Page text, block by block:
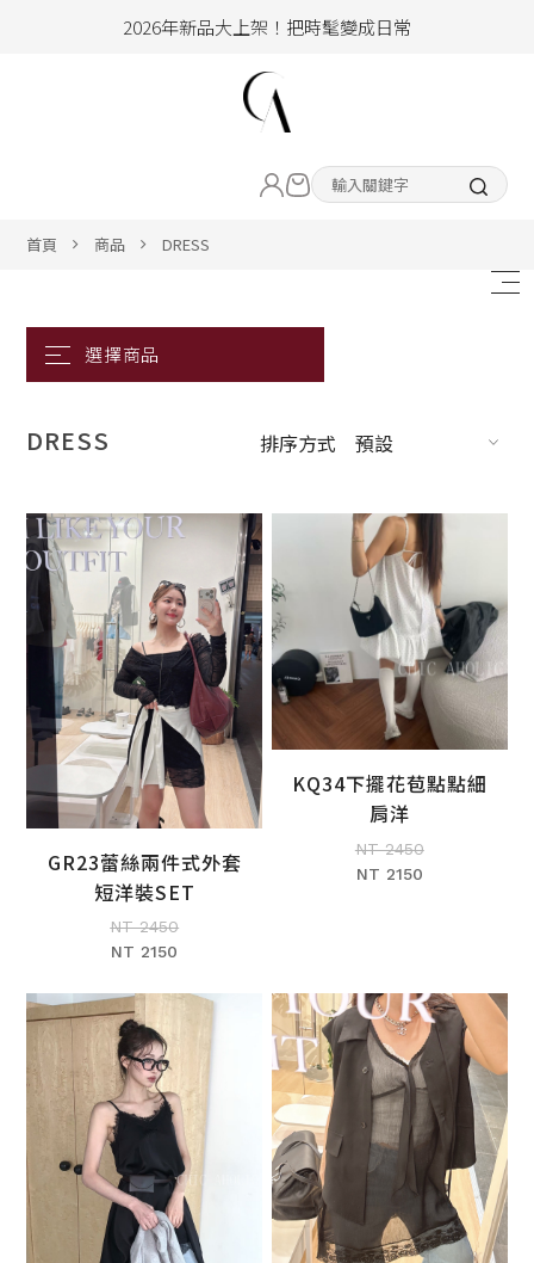
2026年新品大上架！把時髦變成日常
hello !! Happy to 2026
2026年新品大上架！把時髦變成日常
CLOTHING
BOTTOM
ACC&SHOE
BIG SALE
CA made
首頁 商品 DRESS
DRESS 排序方式 預設
加入購物車
GR23蕾絲兩件式外套
短洋裝SET
NT 2450
NT 2150
加入購物車
KQ34下擺花苞點點細
肩洋
NT 2450
NT 2150